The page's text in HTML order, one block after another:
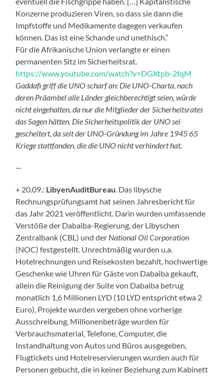
Konzerne produzieren Viren, so dass sie dann die
Impfstoffe und Medikamente dagegen verkaufen
können. Das ist eine Schande und unethisch.“
Für die Afrikanische Union verlangte er einen
permanenten Sitz im Sicherheitsrat.
https://www.youtube.com/watch?v=DGXtpb-2fqM
Gaddafi griff die UNO scharf an: Die UNO-Charta, nach
deren Präambel alle Länder gleichberechtigt seien, würde
nicht eingehalten, da nur die Mitglieder der Sicherheitsrates
das Sagen hätten. Die Sicherheitspolitik der UNO sei
gescheitert, da seit der UNO-Gründung im Jahre 1945 65
Kriege stattfanden, die die UNO nicht verhindert hat.
—
+ 20.09.: LibyenAuditBureau. Das libysche
Rechnungsprüfungsamt hat seinen Jahresbericht für
das Jahr 2021 veröffentlicht. Darin wurden umfassende
Verstöße der Dabaiba-Regierung, der Libyschen
Zentralbank (CBL) und der National Oil Corporation
(NOC) festgestellt. Unrechtmäßig wurden u.a.
Hotelrechnungen und Reisekosten bezahlt, hochwertige
Geschenke wie Uhren für Gäste von Dabaiba gekauft,
allein die Reinigung der Suite von Dabaiba betrug
monatlich 1,6 Millionen LYD (10 LYD entspricht etwa 2
Euro), Projekte wurden vergeben ohne vorherige
Ausschreibung, Millionenbeträge wurden für
Verbrauchsmaterial, Telefone, Computer, die
Instandhaltung von Autos und Büros ausgegeben,
Flugtickets und Hotelreservierungen wurden auch für
Personen gebucht, die in keiner Beziehung zum Kabinett